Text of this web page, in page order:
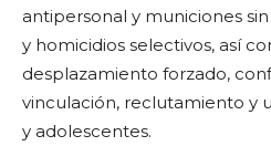
antipersonal y municiones
y homicidios selectivos, así
desplazamiento forzado,
vinculación, reclutamiento y
y adolescentes.